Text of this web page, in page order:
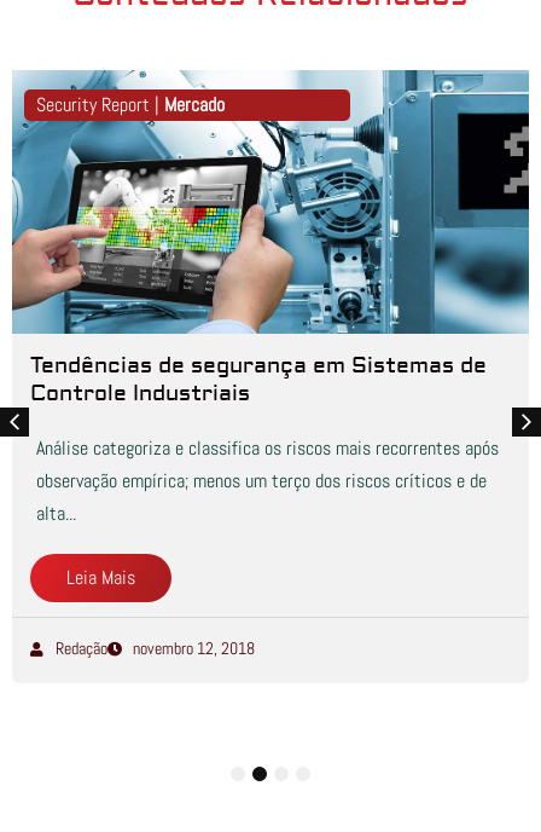
Security Report | Mercado
Tendências de segurança em Sistemas de
Controle Industriais
Análise categoriza e classifica os riscos mais recorrentes após
observação empírica; menos um terço dos riscos críticos e de
alta...
Leia Mais
Redação novembro 12, 2018